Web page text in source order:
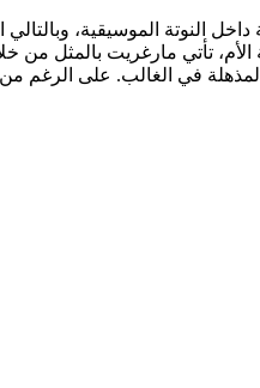
تأتي مارغريت بالمثل من